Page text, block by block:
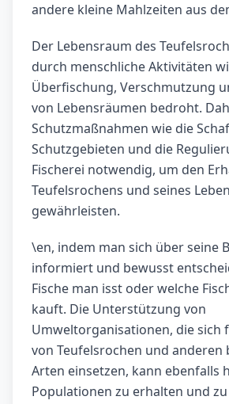
andere kleine Mahlzeiten aus
Der Lebensraum des
durch menschliche Aktivitäten
Überfischung, Verschmutzung
von Lebensräumen bedroht.
Schutzmaßnahmen wie die
Schutzgebieten und die
Fischerei notwendig, um den
Teufelsrochens und seines
gewährleisten.
\en, indem man sich über seine
informiert und bewusst
Fische man isst oder welche
kauft. Die Unterstützung von
Umweltorganisationen, die sich
von Teufelsrochen und anderen
Arten einsetzen, kann ebenfalls
Populationen zu erhalten und